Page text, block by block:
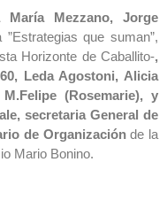
Mezzano, Jorge
”Estrategias que suman”,
Horizonte de Caballito-,
Leda Agostoni, Alicia
(Rosemarie), y
secretaria General de
de Organizaciónde la
Mario Bonino.